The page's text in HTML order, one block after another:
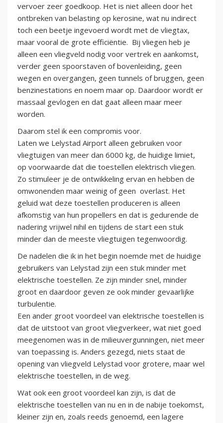
vervoer zeer goedkoop. Het is niet alleen door het
ontbreken van belasting op kerosine, wat nu indirect
toch een beetje ingevoerd wordt met de vliegtax,
maar vooral de grote efficiëntie. Bij vliegen heb je
alleen een vliegveld nodig voor vertrek en aankomst,
verder geen spoorstaven of bovenleiding, geen
wegen en overgangen, geen tunnels of bruggen, geen
benzinestations en noem maar op. Daardoor wordt er
massaal gevlogen en dat gaat alleen maar meer
worden.
Daarom stel ik een compromis voor.
Laten we Lelystad Airport alleen gebruiken voor
vliegtuigen van meer dan 6000 kg, de huidige limiet,
op voorwaarde dat die toestellen elektrisch vliegen.
Zo stimuleer je de ontwikkeling ervan en hebben de
omwonenden maar weinig of geen overlast. Het
geluid wat deze toestellen produceren is alleen
afkomstig van hun propellers en dat is gedurende de
nadering vrijwel nihil en tijdens de start een stuk
minder dan de meeste vliegtuigen tegenwoordig.
De nadelen die ik in het begin noemde met de huidige
gebruikers van Lelystad zijn een stuk minder met
elektrische toestellen. Ze zijn minder snel, minder
groot en daardoor geven ze ook minder gevaarlijke
turbulentie.
Een ander groot voordeel van elektrische toestellen is
dat de uitstoot van groot vliegverkeer, wat niet goed
meegenomen was in de milieuvergunningen, niet meer
van toepassing is. Anders gezegd, niets staat de
opening van vliegveld Lelystad voor grotere, maar wel
elektrische toestellen, in de weg.
Wat ook een groot voordeel kan zijn, is dat de
elektrische toestellen van nu en in de nabije toekomst,
kleiner zijn en, zoals reeds genoemd, een lagere